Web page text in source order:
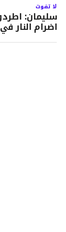
لا تفوت
سليمان:
اضرام النار